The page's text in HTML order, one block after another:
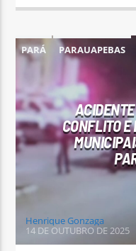
PARÁ PARAUAPEBAS
CONFLITO E
Henrique Gonzaga
14 DE OUTUBRO DE 2025